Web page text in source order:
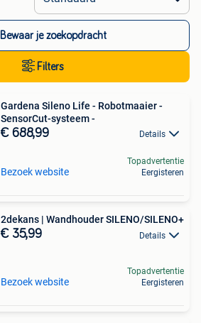
Bewaar je zoekopdracht
Filters
Gardena Sileno Life - Robotmaaier -
SensorCut-systeem -
€ 688,99 Details
Bezoek website
Topadvertentie
Eergisteren
2dekans | Wandhouder SILENO/SILENO+
€ 35,99 Details
Bezoek website
Topadvertentie
Eergisteren